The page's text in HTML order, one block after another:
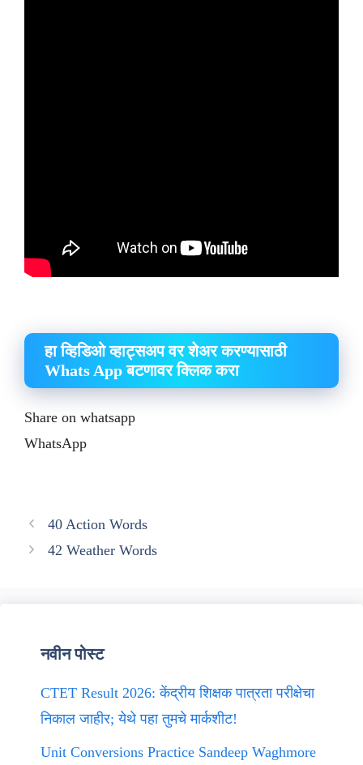
हा व्हिडिओ व्हाट्सअप वर शेअर करण्यासाठी
Whats App बटणावर क्लिक करा
Share on whatsapp
WhatsApp
40 Action Words
42 Weather Words
नवीन पोस्ट
CTET Result 2026: केंद्रीय शिक्षक पात्रता परीक्षेचा
निकाल जाहीर; येथे पहा तुमचे मार्कशीट!
Unit Conversions Practice Sandeep Waghmore